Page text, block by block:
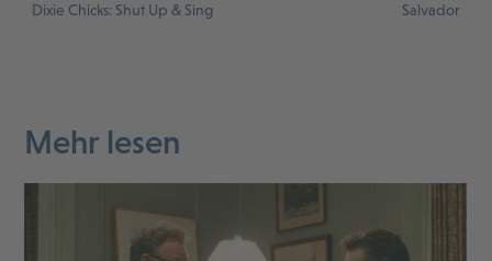
Dixie Chicks: Shut Up & Sing Salvador
Mehr lesen